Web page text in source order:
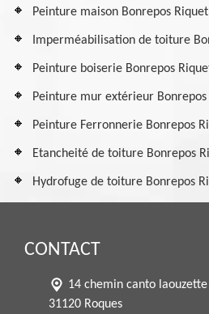
Peinture maison Bonrepos
Imperméabilisation de toiture
Peinture boiserie Bonrepos
Peinture mur extérieur
Peinture Ferronnerie Bonrepos
Etancheité de toiture Bonrepos
Hydrofuge de toiture Bonrepos
CONTACT
14 chemin canto laouzette
31120 Roques